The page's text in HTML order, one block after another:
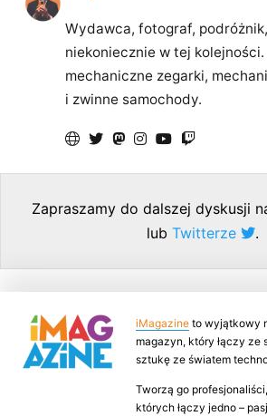
Wydawca, fotograf,
niekoniecznie w tej
mechaniczne zegarki,
i zwinne samochody.
Zapraszamy do dalszej dyskusji
lub Twitterze .
iMagazine to wyjątkowy
magazyn, który łączy ze
sztukę ze światem
Tworzą go
których łączy jedno –